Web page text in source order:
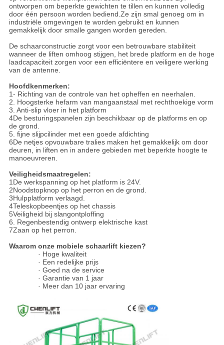
ontworpen om beperkte gewichten te tillen en kunnen volledig
door één persoon worden bediend.Ze zijn smal genoeg om in
industriële omgevingen te worden gebruikt en kunnen
gemakkelijk door smalle gangen worden gereden.
De schaarconstructie zorgt voor een betrouwbare stabiliteit
wanneer de liften omhoog stijgen, het brede platform en de hoge
laadcapaciteit zorgen voor een efficiëntere en veiligere werking
van de antenne.
Hoofdkenmerken:
1- Richting van de controle van het opheffen en neerhalen.
2. Hoogsterke hefarm van mangaanstaal met rechthoekige vorm
3. Anti-slip vloer in het platform
4De besturingspanelen zijn beschikbaar op de platforms en op
de grond.
5. fijne slijpcilinder met een goede afdichting
6De netjes opvouwbare tralies maken het gemakkelijk om door
deuren, in liften en in andere gebieden met beperkte hoogte te
manoeuvreren.
Veiligheidsmaatregelen:
1De werkspanning op het platform is 24V.
2Noodstopknop op het perron en de grond.
3Hulpplatform verlaagd.
4Teleskopbeentjes op het chassis
5Veiligheid bij slangontploffing
6. Regenbestendig ontwerp elektrische kast
7Zaan op het perron.
Waarom onze mobiele schaarlift kiezen?
· Hoge kwaliteit
· Een redelijke prijs
· Goed na de service
· Garantie van 1 jaar
· Meer dan 10 jaar ervaring